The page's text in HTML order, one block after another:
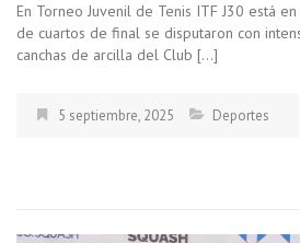
En Torneo Juvenil de Tenis ITF J30 está
de cuartos de final se disputaron con
canchas de arcilla del Club […]
5 septiembre, 2025 Deportes